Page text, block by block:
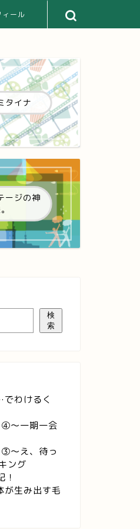
ィール
タイナ
ージの神
検
索
わけるく
④～一期一会
～え、待っ
ング
が生み出す毛